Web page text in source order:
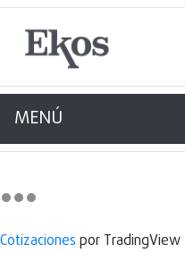
MENÚ
Cotizaciones por TradingView